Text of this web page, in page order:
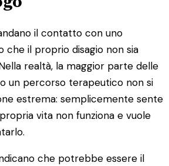
il contatto con uno
che il proprio disagio non sia
realtà, la maggior parte delle
un percorso terapeutico non si
estrema: semplicemente sente
vita non funziona e vuole
che potrebbe essere il